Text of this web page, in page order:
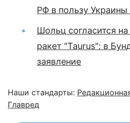
РФ в пользу Украины
Шольц согласится
ракет "Taurus": в
заявление
Наши стандарты:
Главред